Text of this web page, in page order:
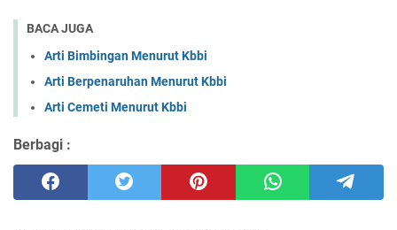
BACA JUGA
Arti Bimbingan Menurut Kbbi
Arti Berpenaruhan Menurut Kbbi
Arti Cemeti Menurut Kbbi
Berbagi :